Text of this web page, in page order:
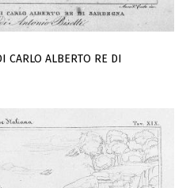
CARLO ALBERTO RE DI